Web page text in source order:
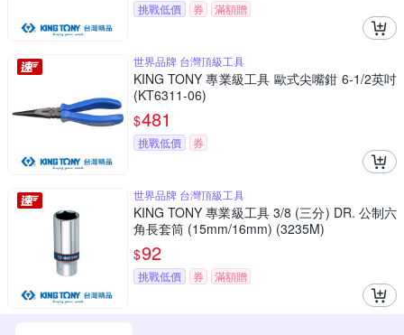
挑戰低價 券 滿額贈
世界品牌 台灣頂級工具
KING TONY 專業級工具 歐式尖嘴鉗 6-1/2英吋
(KT6311-06)
$481
挑戰低價 券
世界品牌 台灣頂級工具
KING TONY 專業級工具 3/8 (三分) DR. 公制六
角長套筒 (15mm/16mm) (3235M)
$92
挑戰低價 券 滿額贈